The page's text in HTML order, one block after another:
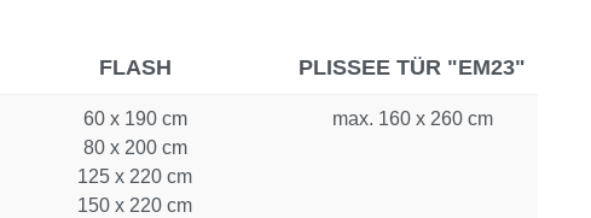
FLASH PLISSEE TÜR "EM23"
60 x 190 cm
80 x 200 cm
125 x 220 cm
150 x 220 cm
max. 160 x 260 cm